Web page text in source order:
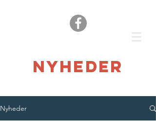
nyheder
Nyheder